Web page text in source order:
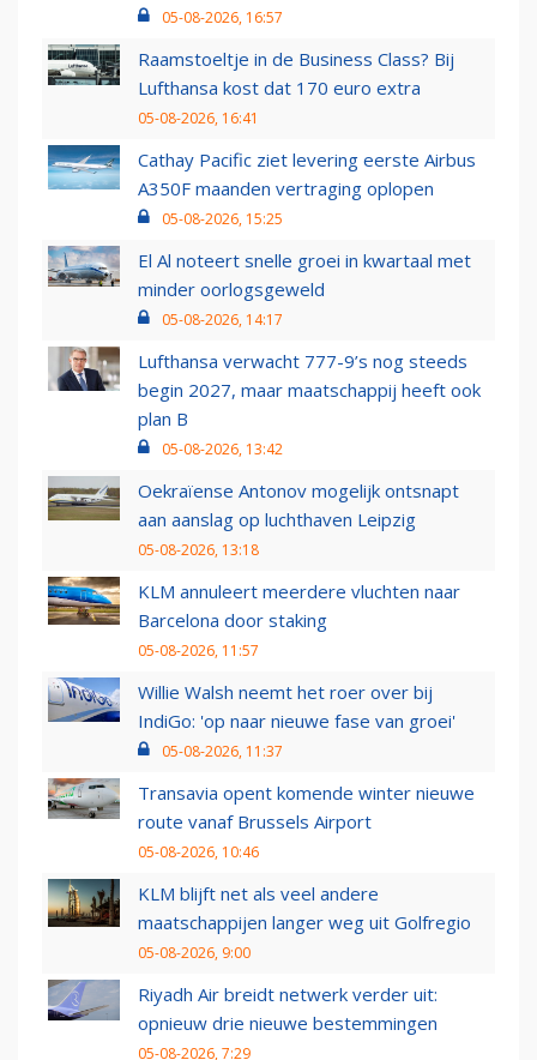
05-08-2026, 16:57
Raamstoeltje in de Business Class? Bij
Lufthansa kost dat 170 euro extra
05-08-2026, 16:41
Cathay Pacific ziet levering eerste Airbus
A350F maanden vertraging oplopen
05-08-2026, 15:25
El Al noteert snelle groei in kwartaal met
minder oorlogsgeweld
05-08-2026, 14:17
Lufthansa verwacht 777-9’s nog steeds
begin 2027, maar maatschappij heeft ook
plan B
05-08-2026, 13:42
Oekraïense Antonov mogelijk ontsnapt
aan aanslag op luchthaven Leipzig
05-08-2026, 13:18
KLM annuleert meerdere vluchten naar
Barcelona door staking
05-08-2026, 11:57
Willie Walsh neemt het roer over bij
IndiGo: 'op naar nieuwe fase van groei'
05-08-2026, 11:37
Transavia opent komende winter nieuwe
route vanaf Brussels Airport
05-08-2026, 10:46
KLM blijft net als veel andere
maatschappijen langer weg uit Golfregio
05-08-2026, 9:00
Riyadh Air breidt netwerk verder uit:
opnieuw drie nieuwe bestemmingen
05-08-2026, 7:29